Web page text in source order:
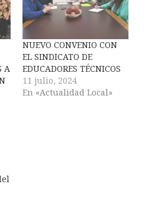
A
NUEVO CONVENIO CON
EL SINDICATO DE
EDUCADORES TÉCNICOS
11 julio, 2024
En «Actualidad Local»